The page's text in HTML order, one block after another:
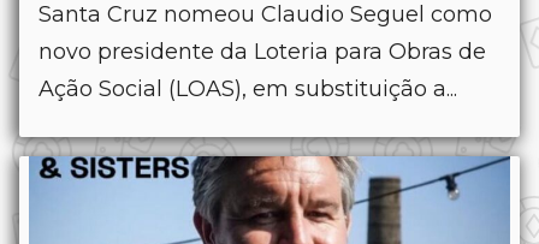
Santa Cruz nomeou Claudio Seguel como
novo presidente da Loteria para Obras de
Ação Social (LOAS), em substituição a...